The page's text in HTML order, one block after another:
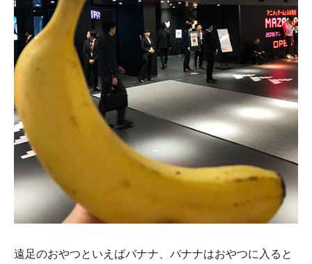
遠足のおやつといえばバナナ、バナナはおやつに入ると